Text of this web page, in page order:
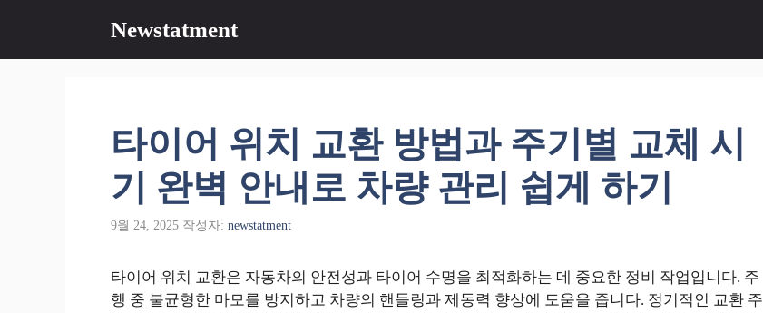
츠
Newstatment
타이어 위치 교환 방법과 주기별 교체 시
기 완벽 안내로 차량 관리 쉽게 하기
9월 24, 2025 작성자: newstatment
타이어 위치 교환은 자동차의 안전성과 타이어 수명을 최적화하는 데 중요한 정비 작업입니다. 주
행 중 불균형한 마모를 방지하고 차량의 핸들링과 제동력 향상에 도움을 줍니다. 정기적인 교환 주